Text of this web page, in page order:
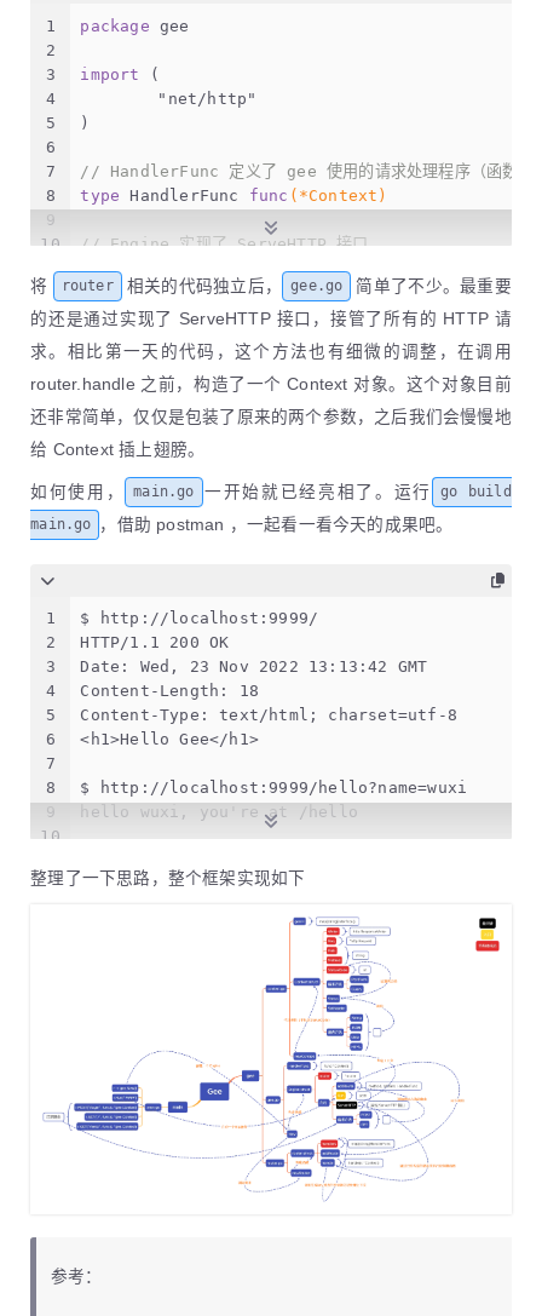
57
58
59
60
61
62
63
64
65
66
68
69
70
71
72
73
74
75
77
78
80
// 构造 JSON 响应方法
(c *Context) JSON(code
// NewEncoder returns a new
	encoder := json.NewEncoder(c.Writer)
if err := encoder.Encode(obj); err !=
http.Error(c.Writer,
}
// 构造 Data 响应方法
func (c *Context) Data(code int, data [] byte
	c.Status(code)
	c.Writer.Write(data)
}
// 构造 HTML 响应方法
func
(c *Context) HTML(code int , html string
	c.SetHeader(
"Content-Type", "text/
18
19
20
21
22
23
24
25
26
27
29
	key := method +
}
func
if handler, ok := r.handlers[key]; ok
		handler(c)
		c.String(http.StatusNotFound,
}
1
2
3
4
5
6
7
8
9
10
11
12
13
14
15
16
17
18
19
20
21
22
24
33
36
package gee
import
(
"net/http"
)
// HandlerFunc 定义了 gee 使用的请求处理程序（函数）
type HandlerFunc func (*Context)
// Engine 实现了 ServeHTTP 接口
type Engine
	router *router
}
// Engine 的构造函数
func New () *Engine {
return &Engine{router: newRouter()}
// 添加一个路由，注意实际添加的位置
func
(engine *Engine) addRoute(method string
engine.router.addRoute(method,
// GET 函数定义添加 GET 请求的方法
func
(engine *Engine) GET(pattern
	engine.addRoute(
// POST 函数定义添加 POST 请求的方法
(engine *Engine)
	engine.addRoute(
"POST"
, pattern,
}
func (engine *Engine) Run(addr
// 关键一步：实现 ServeHTTP 接口
(engine *Engine) ServeHTTP(w
	c := newContext(w, req)
	engine.router.handle(c)
将 router 相关的代码独立后， gee.go
简单了不少。最重要
的还是通过实现了 ServeHTTP 接口，接管了所有的 HTTP 请
求。相比第一天的代码，这个方法也有细微的调整，在调用
router.handle 之前，构造了一个 Context 对象。这个对象目前
还非常简单，仅仅是包装了原来的两个参数，之后我们会慢慢地
给 Context 插上翅膀。
如何使用， main.go 一开始就已经亮相了。运行
go build
main.go
，借助 postman ，一起看一看今天的成果吧。
1
2
3
4
5
6
7
8
9
10
12
$ http://localhost:9999/
HTTP/1.1 200 OK
Date: Wed, 23 Nov 2022 13:13:42 GMT
Content-Length: 18
Content-Type: text/html; charset=utf-8
<h1>Hello Gee</h1>
$ http://localhost:9999/hello?name=wuxi
hello wuxi, you're at /hello
{"password":"123","username":"wuxi"}
$ http://localhost:9999/xxx
整理了一下思路，整个框架实现如下
参考：